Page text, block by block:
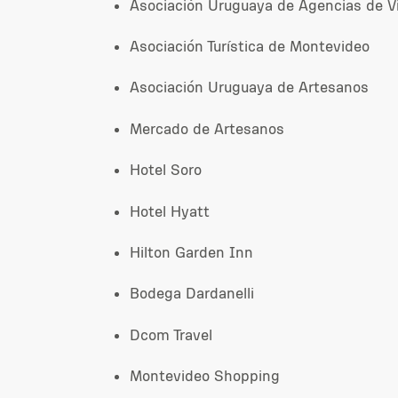
Asociación Uruguaya de Agencias de
Asociación Turística de Montevideo
Asociación Uruguaya de Artesanos
Mercado de Artesanos
Hotel Soro
Hotel Hyatt
Hilton Garden Inn
Bodega Dardanelli
Dcom Travel
Montevideo Shopping